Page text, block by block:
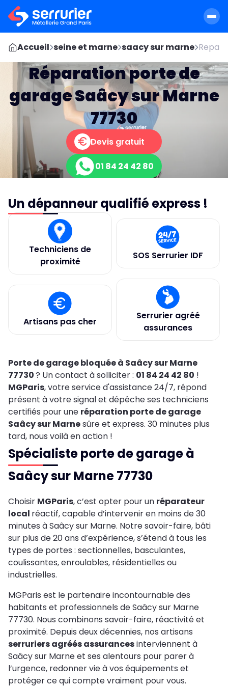
Accueil seine et marne saacy sur marne
Réparation porte de
garage Saâcy sur Marne
77730
Devis gratuit
01 84 24 42 80
Un dépanneur qualifié express !
Techniciens de
proximité
SOS Serrurier IDF
Artisans pas cher
Serrurier agréé
assurances
Porte de garage bloquée à Saâcy sur Marne
77730? Un contact à solliciter : 01 84 24 42 80 !
MGParis, votre service d'assistance 24/7, répond
présent à votre signal et dépêche ses techniciens
certifiés pour une réparation porte de garage
Saâcy sur Marnesûre et express. 30 minutes plus
tard, nous voilà en action !
Spécialiste porte de garage à
Saâcy sur Marne 77730
Choisir MGParis, c’est opter pour un réparateur
local réactif, capable d’intervenir en moins de 30
minutes à Saâcy sur Marne. Notre savoir-faire, bâti
sur plus de 20 ans d’expérience, s’étend à tous les
types de portes : sectionnelles, basculantes,
coulissantes, enroulables, résidentielles ou
industrielles.
MGParis est le partenaire incontournable des
habitants et professionnels de Saâcy sur Marne
77730. Nous combinons savoir-faire, réactivité et
proximité. Depuis deux décennies, nos artisans
serruriers agréés assurancesinterviennent à
Saâcy sur Marne et ses alentours pour parer à
l’urgence, redonner vie à vos équipements et
protéger ce qui compte vraiment pour vous.